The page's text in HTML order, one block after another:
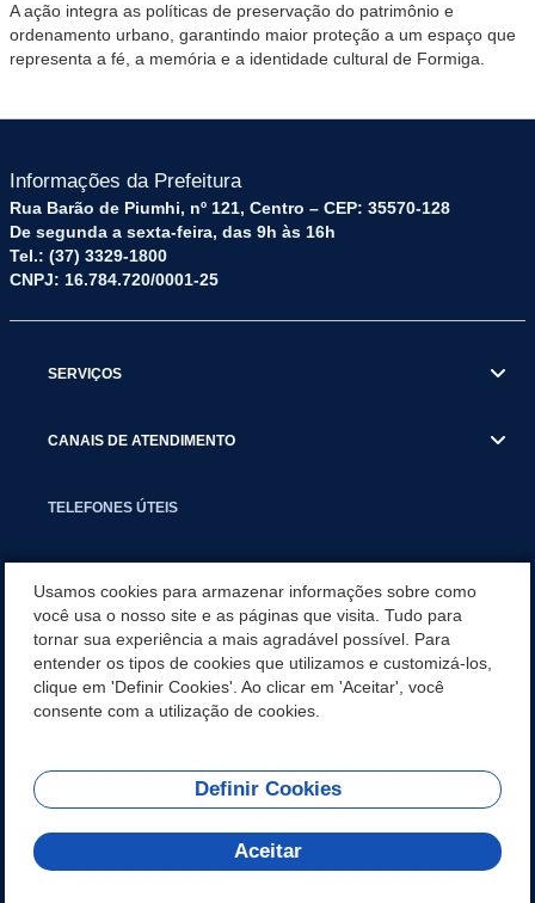
A ação integra as políticas de preservação do patrimônio e
ordenamento urbano, garantindo maior proteção a um espaço que
representa a fé, a memória e a identidade cultural de Formiga.
Informações da Prefeitura
Rua Barão de Piumhi, nº 121, Centro – CEP: 35570-128
De segunda a sexta-feira, das 9h às 16h
Tel.: (37) 3329-1800
CNPJ: 16.784.720/0001-25
SERVIÇOS
CANAIS DE ATENDIMENTO
TELEFONES ÚTEIS
NOTÍCIAS
APLICATIVO
REDES SOCIAIS
Usamos cookies para armazenar informações sobre como
você usa o nosso site e as páginas que visita. Tudo para
tornar sua experiência a mais agradável possível. Para
entender os tipos de cookies que utilizamos e customizá-los,
clique em 'Definir Cookies'. Ao clicar em 'Aceitar', você
consente com a utilização de cookies.
Definir Cookies
Aceitar